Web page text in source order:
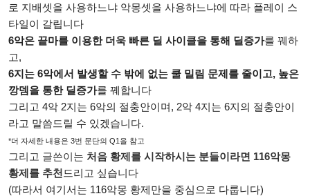
로 지배셋을 사용하느냐 악몽셋을 사용하느냐에 따라 플레이 스
타일이 갈립니다
6악은 끝마를 이용한 더욱 빠른 딜 사이클을 통해 딜증가를 꿰하
고,
6지는 6악에서 발생할 수 밖에 없는 쿨 밀림 문제를 줄이고, 높은
깡뎀을 통한 딜증가를 꿰합니다
그리고 4악 2지는 6악의 절충안이며, 2악 4지는 6지의 절충안이
라고 말씀드릴 수 있겠습니다.
*더 자세한 내용은 3번 문단의 Q1을 참고
그리고 글쓴이는 처음 황제를 시작하시는 분들이라면 116악몽
황제를 추천 드리고 싶습니다
(따라서 여기서는 116악몽 황제만을 중심으로 다룹니다)